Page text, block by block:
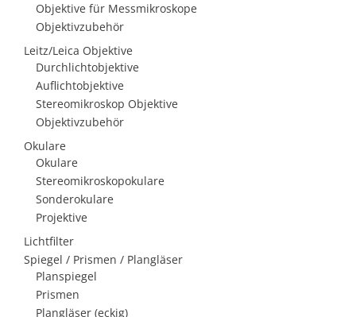
Objektive für Messmikroskope
Objektivzubehör
Leitz/Leica Objektive
Durchlichtobjektive
Auflichtobjektive
Stereomikroskop Objektive
Objektivzubehör
Okulare
Okulare
Stereomikroskopokulare
Sonderokulare
Projektive
Lichtfilter
Spiegel / Prismen / Plangläser
Planspiegel
Prismen
Plangläser (eckig)